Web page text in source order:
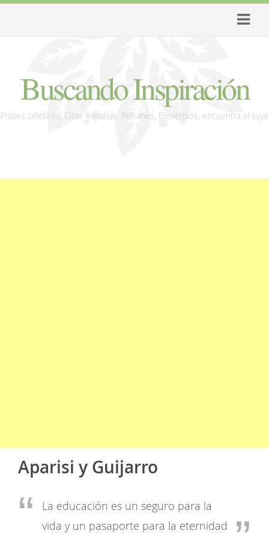
Buscando Inspiración
Frases célebres, Citas literarias, Refranes, Proverbios, encuentra el tuyo
Aparisi y Guijarro
La educación es un seguro para la
vida y un pasaporte para la eternidad